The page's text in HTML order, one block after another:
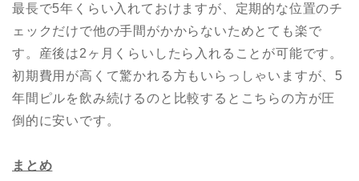
最長で5年くらい入れておけますが、定期的な位置のチ
ェックだけで他の手間がかからないためとても楽で
す。産後は2ヶ月くらいしたら入れることが可能です。
初期費用が高くて驚かれる方もいらっしゃいますが、5
年間ピルを飲み続けるのと比較するとこちらの方が圧
倒的に安いです。
まとめ